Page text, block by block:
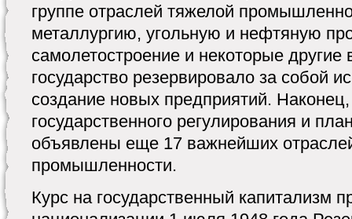
группе отраслей тяжелой
металлургию, угольную и нефтяную
самолетостроение и некоторые
государство резервировало за собой
создание новых предприятий.
государственного регулирования и
объявлены еще 17 важнейших
промышленности.
Курс на государственный капитализм